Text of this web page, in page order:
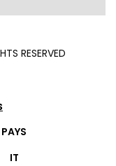
RESERVED
IT